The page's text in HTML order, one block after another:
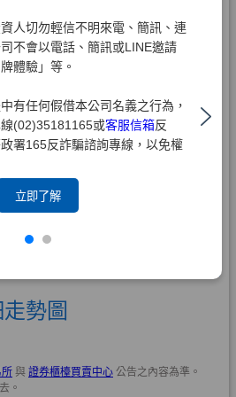
人切勿輕信不明來電、簡訊、連
不會以電話、簡訊或LINE邀請
體驗」等。
有任何假借本公司名義之行為，
(02)35181165或客服信箱反
署165反詐騙諮詢專線，以免權
立即了解